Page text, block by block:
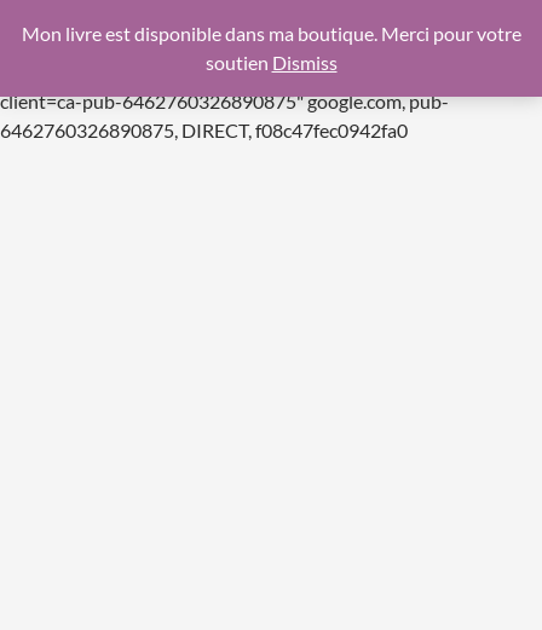
f08c47fec0942fa0
https://pagead2.googlesyndication.com/pagead/js/
client=ca-pub-6462760326890875"google.com, pub-
6462760326890875, DIRECT, f08c47fec0942fa0Aller
Mon livre est disponible dans ma boutique. Merci pour votre
soutien Dismiss